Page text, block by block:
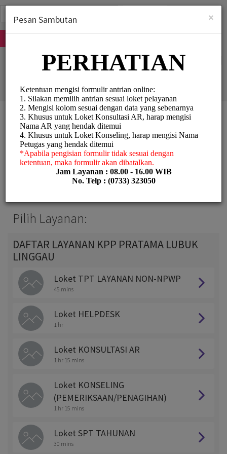
KPP Pratama Lubuk
Linggau
Personal Meetings and
Pilih Layanan:
DAFTAR LAYANAN KPP PRATAMA LUBUK
LINGGAU
Loket TPT LAYANAN NON-NPWP
45 mins
Loket HELPDESK
1 hr
Loket KONSULTASI AR
1 hr 15 mins
Loket KONSELING
(PEMERIKSAAN/PENAGIHAN)
1 hr 15 mins
Loket SPT TAHUNAN
30 mins
×
Pesan Sambutan